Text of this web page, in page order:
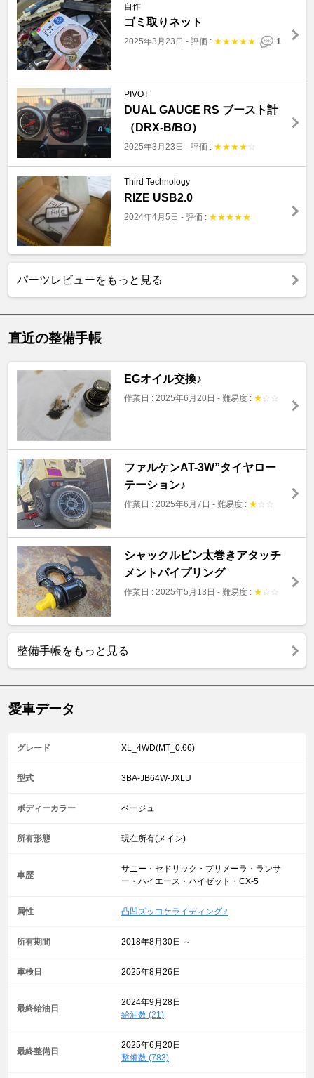
自作
ゴミ取りネット
2025年3月23日 - 評価 : ★★★★★ 1
PIVOT
DUAL GAUGE RS ブースト計
（DRX-B/BO）
2025年3月23日 - 評価 : ★★★★ ☆
Third Technology
RIZE USB2.0
2024年4月5日 - 評価 : ★★★★★
パーツレビューをもっと見る
直近の整備手帳
EGオイル交換♪
作業日 : 2025年6月20日 - 難易度 : ★ ☆ ☆
ファルケンAT-3W”タイヤロー
テーション♪
作業日 : 2025年6月7日 - 難易度 : ★ ☆ ☆
シャックルピン太巻きアタッチ
メントパイプリング
作業日 : 2025年5月13日 - 難易度 : ★ ☆ ☆
整備手帳をもっと見る
愛車データ
グレード XL_4WD(MT_0.66)
型式 3BA-JB64W-JXLU
ボディーカラー ベージュ
所有形態 現在所有(メイン)
車歴
サニー・セドリック・プリメーラ・ランサ
ー・ハイエース・ハイゼット・CX-5
属性 凸凹ズッコケライディング♂
所有期間 2018年8月30日 ～
車検日 2025年8月26日
最終給油日
2024年9月28日
給油数 (21)
最終整備日
2025年6月20日
整備数 (783)